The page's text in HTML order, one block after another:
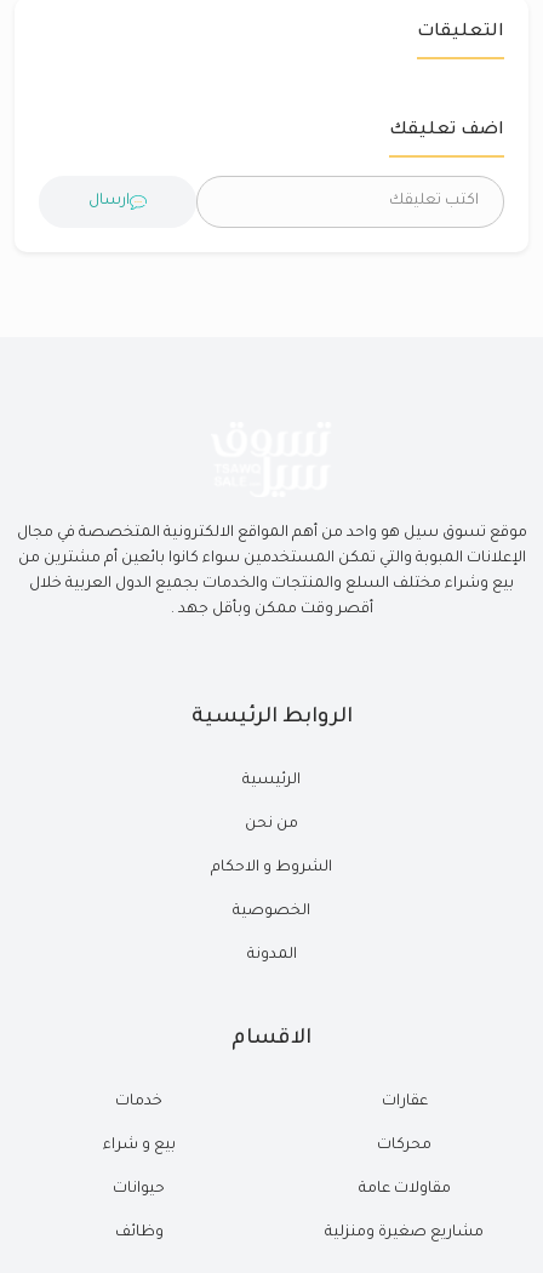
التعليقات
اضف تعليقك
ارسال
موقع تسوق سيل هو واحد من أهم المواقع الالكترونية المتخصصة في مجال
الإعلانات المبوبة والتي تمكن المستخدمين سواء كانوا بائعين أم مشترين من
بيع وشراء مختلف السلع والمنتجات والخدمات بجميع الدول العربية خلال
أقصر وقت ممكن وبأقل جهد .
الروابط الرئيسية
الرئيسية
من نحن
الشروط و الاحكام
الخصوصية
المدونة
الاقسام
عقارات
محركات
مقاولات عامة
مشاريع صغيرة ومنزلية
خدمات
بيع و شراء
حيوانات
وظائف